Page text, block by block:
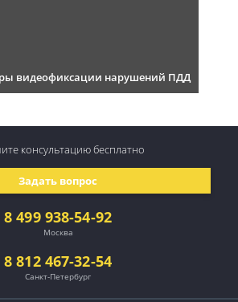
видеофиксации нарушений ПДД
8 499 938-54-92
Москва
8 812 467-32-54
Санкт-Петербург
Задать вопрос
консультациюбесплатно